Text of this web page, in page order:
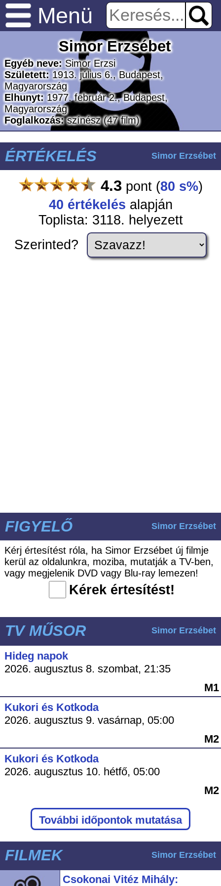
Menü
Simor Erzsébet
Egyéb neve:Simor Erzsi
Született:1913. július 6., Budapest,
Magyarország
Elhunyt:1977. február 2., Budapest,
Magyarország
Foglalkozás:színész(47 film)
ÉRTÉKELÉS Simor Erzsébet
4.3pont (80 s%)
40 értékelés alapján
Toplista: 3118. helyezett
Szerinted?
FIGYELŐ Simor Erzsébet
Kérj értesítést róla, ha Simor Erzsébet új filmje
kerül az oldalunkra, moziba, mutatják a TV-ben,
vagy megjelenik DVD vagy Blu-ray lemezen!
Kérek értesítést!
TV MŰSOR Simor Erzsébet
Hideg napok
2026. augusztus 8. szombat, 21:35
M1
Kukori és Kotkoda
2026. augusztus 9. vasárnap, 05:00
M2
Kukori és Kotkoda
2026. augusztus 10. hétfő, 05:00
M2
További időpontok mutatása
FILMEK Simor Erzsébet
Csokonai Vitéz Mihály: